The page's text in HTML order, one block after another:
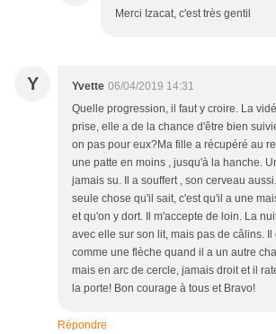
Merci Izacat, c'est très gentil
Y Yvette 06/04/2019 14:31
Quelle progression, il faut y croire. La
prise, elle a de la chance d'être bien
on pas pour eux?Ma fille a récupéré au
une patte en moins , jusqu'à la hanche.
jamais su. Il a souffert , son cerveau
seule chose qu'il sait, c'est qu'il a une
et qu'on y dort. Il m'accepte de loin. La
avec elle sur son lit, mais pas de câlins.
comme une flèche quand il a un autre
mais en arc de cercle, jamais droit et il
la porte! Bon courage à tous et Bravo!
Répondre